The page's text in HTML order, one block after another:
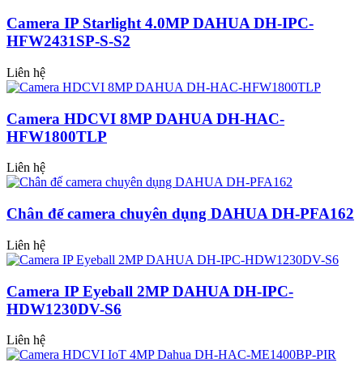
Camera IP Starlight 4.0MP DAHUA DH-IPC-
HFW2431SP-S-S2
Liên hệ
Camera HDCVI 8MP DAHUA DH-HAC-
HFW1800TLP
Liên hệ
Chân đế camera chuyên dụng DAHUA DH-PFA162
Liên hệ
Camera IP Eyeball 2MP DAHUA DH-IPC-
HDW1230DV-S6
Liên hệ